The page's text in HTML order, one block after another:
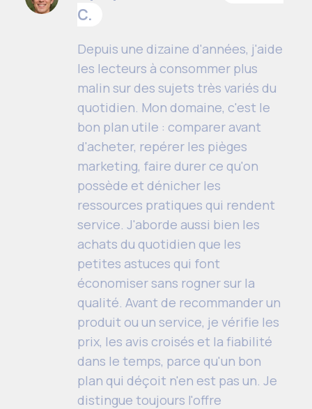
C.
Depuis une dizaine d'années, j'aide
les lecteurs à consommer plus
malin sur des sujets très variés du
quotidien. Mon domaine, c'est le
bon plan utile : comparer avant
d'acheter, repérer les pièges
marketing, faire durer ce qu'on
possède et dénicher les
ressources pratiques qui rendent
service. J'aborde aussi bien les
achats du quotidien que les
petites astuces qui font
économiser sans rogner sur la
qualité. Avant de recommander un
produit ou un service, je vérifie les
prix, les avis croisés et la fiabilité
dans le temps, parce qu'un bon
plan qui déçoit n'en est pas un. Je
distingue toujours l'offre